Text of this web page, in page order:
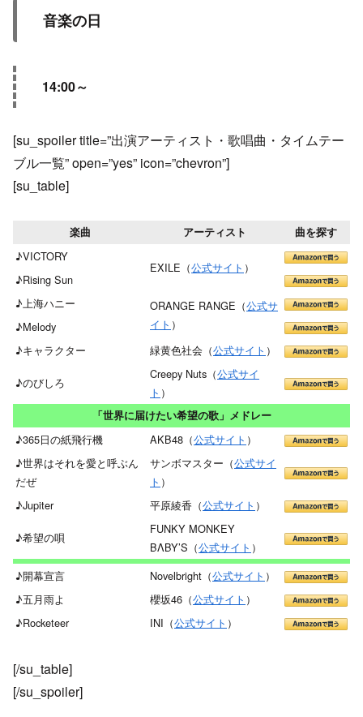
音楽の日
14:00～
[su_spoiler title=”出演アーティスト・歌唱曲・タイムテー
ブル一覧” open=”yes” icon=”chevron”]
[su_table]
楽曲 アーティスト 曲を探す
♪VICTORY
EXILE（公式サイト ）
♪Rising Sun
♪上海ハニー
ORANGE RANGE（公式サ
イト ）
♪Melody
♪キャラクター
緑黄色社会（公式サイト ）
♪のびしろ
Creepy Nuts（公式サイ
ト ）
「世界に届けたい希望の歌」メドレー
♪365日の紙飛行機 AKB48（公式サイト ）
♪世界はそれを愛と呼ぶん
だぜ
サンボマスター（公式サイ
ト ）
♪Jupiter
平原綾香（公式サイト ）
♪希望の唄
FUNKY MONKEY
BΛBY’S（公式サイト ）
♪開幕宣言
Novelbright（公式サイト ）
♪五月雨よ
櫻坂46（公式サイト ）
♪Rocketeer
INI（公式サイト ）
[/su_table]
[/su_spoiler]